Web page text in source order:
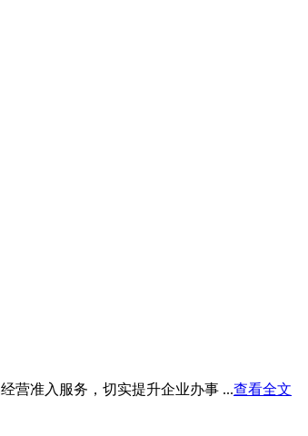
准入服务，切实提升企业办事 ...查看全文